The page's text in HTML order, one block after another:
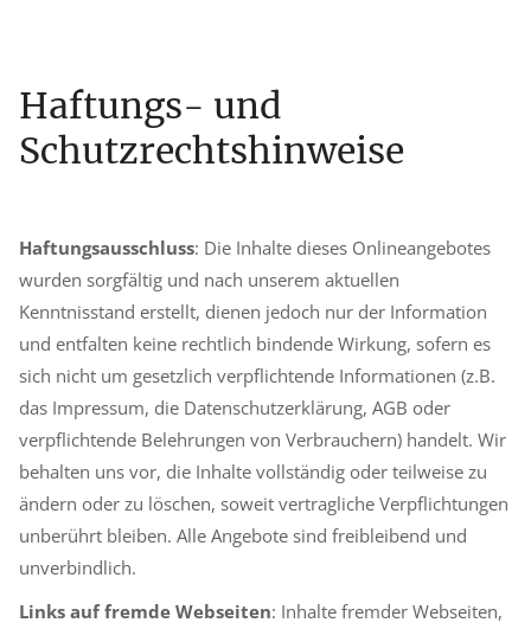
Haftungs- und
Schutzrechtshinweise
Haftungsausschluss: Die Inhalte dieses Onlineangebotes
wurden sorgfältig und nach unserem aktuellen
Kenntnisstand erstellt, dienen jedoch nur der Information
und entfalten keine rechtlich bindende Wirkung, sofern es
sich nicht um gesetzlich verpflichtende Informationen (z.B.
das Impressum, die Datenschutzerklärung, AGB oder
verpflichtende Belehrungen von Verbrauchern) handelt. Wir
behalten uns vor, die Inhalte vollständig oder teilweise zu
ändern oder zu löschen, soweit vertragliche Verpflichtungen
unberührt bleiben. Alle Angebote sind freibleibend und
unverbindlich.
Links auf fremde Webseiten: Inhalte fremder Webseiten,